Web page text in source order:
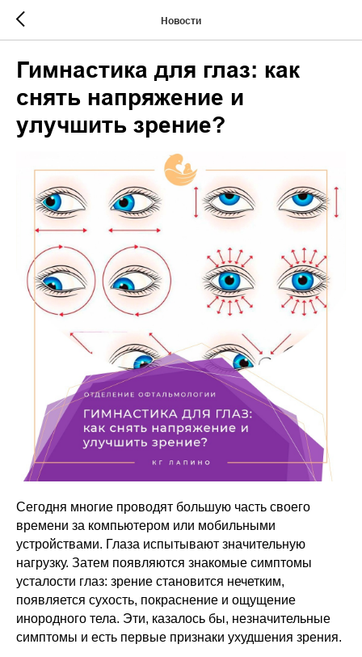
Новости
Гимнастика для глаз: как
снять напряжение и
улучшить зрение?
Сегодня многие проводят большую часть своего
времени за компьютером или мобильными
устройствами. Глаза испытывают значительную
нагрузку. Затем появляются знакомые симптомы
усталости глаз: зрение становится нечетким,
появляется сухость, покраснение и ощущение
инородного тела. Эти, казалось бы, незначительные
симптомы и есть первые признаки ухудшения зрения.